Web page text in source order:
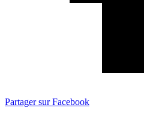
Partager sur Facebook